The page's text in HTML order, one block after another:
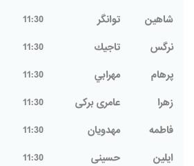
شاهین
توانگر
11:30
نرگس
تاجيك
11:30
پرهام
مهرابي
11:30
زهرا
عامری برکی
11:30
فاطمه
مهدويان
11:30
ایلین
حسینی
11:30